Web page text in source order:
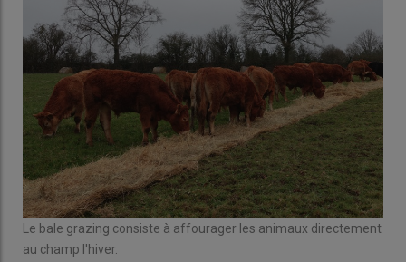
Le bale grazing consiste à affourager les animaux directement
au champ l'hiver.